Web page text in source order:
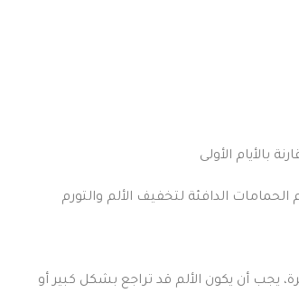
بالأيام الأولى
بين 2 إلى 4 أسابيع. في نهاية هذه الفترة، يجب أن يكون الألم قد تراجع بشكل كبير أو